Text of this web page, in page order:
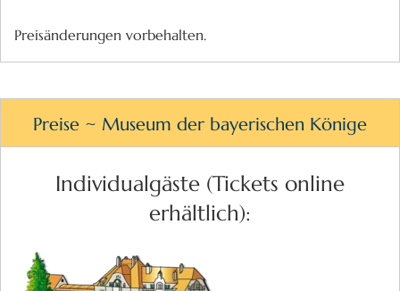
Preisänderungen vorbehalten.
Preise ~ Museum der bayerischen Könige
Individualgäste (Tickets online
erhältlich):